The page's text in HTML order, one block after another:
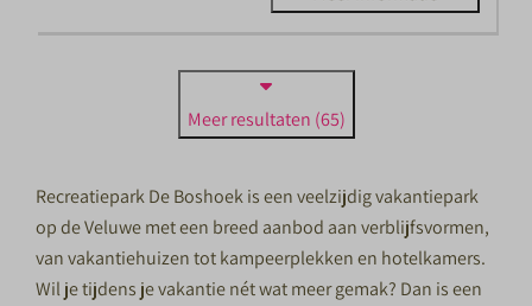
Meer resultaten (65)
Recreatiepark De Boshoek is een veelzijdig vakantiepark
op de Veluwe met een breed aanbod aan verblijfsvormen,
van vakantiehuizen tot kampeerplekken en hotelkamers.
Wil je tijdens je vakantie nét wat meer gemak? Dan is een